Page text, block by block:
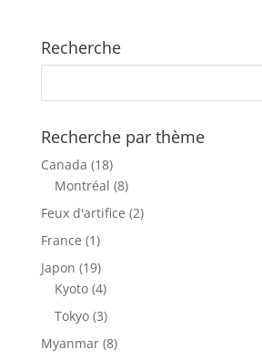
Recherche
Recherche par thème
Canada (18)
Montréal (8)
Feux d'artifice (2)
France (1)
Japon (19)
Kyoto(4)
Tokyo(3)
Myanmar(8)